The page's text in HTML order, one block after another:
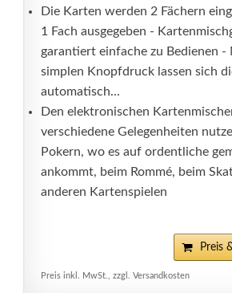
Die Karten werden 2 Fächern
1 Fach ausgegeben -
garantiert einfache zu Bedienen -
simplen Knopfdruck lassen sich
automatisch...
Den elektronischen
verschiedene Gelegenheiten
Pokern, wo es auf ordentliche
ankommt, beim Rommé, beim
anderen Kartenspielen
Preis
Preis inkl. MwSt., zzgl. Versandkosten